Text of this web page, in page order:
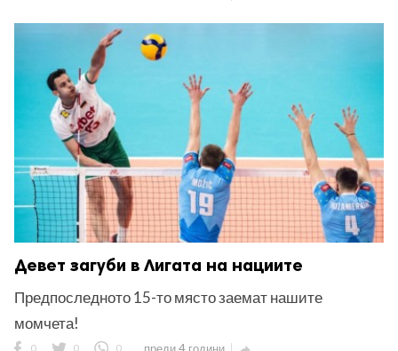
Девет загуби в Лигата на нациите
Предпоследното 15-то място заемат нашите
момчета!
0 0 0 преди 4 години